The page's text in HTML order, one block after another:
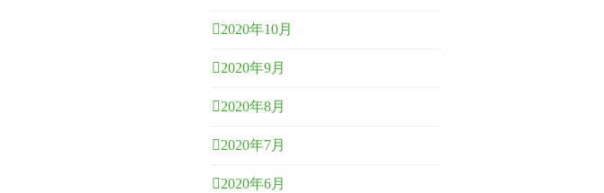
2020年10月
2020年9月
2020年8月
2020年7月
2020年6月